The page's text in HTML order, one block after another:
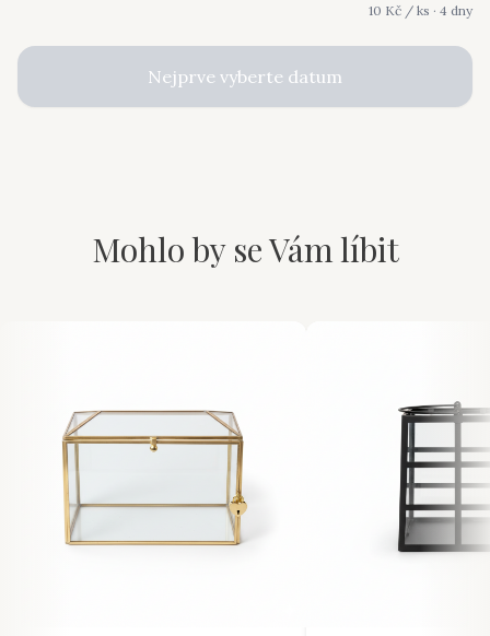
10 Kč / ks · 4 dny
Nejprve vyberte datum
Mohlo by se Vám líbit